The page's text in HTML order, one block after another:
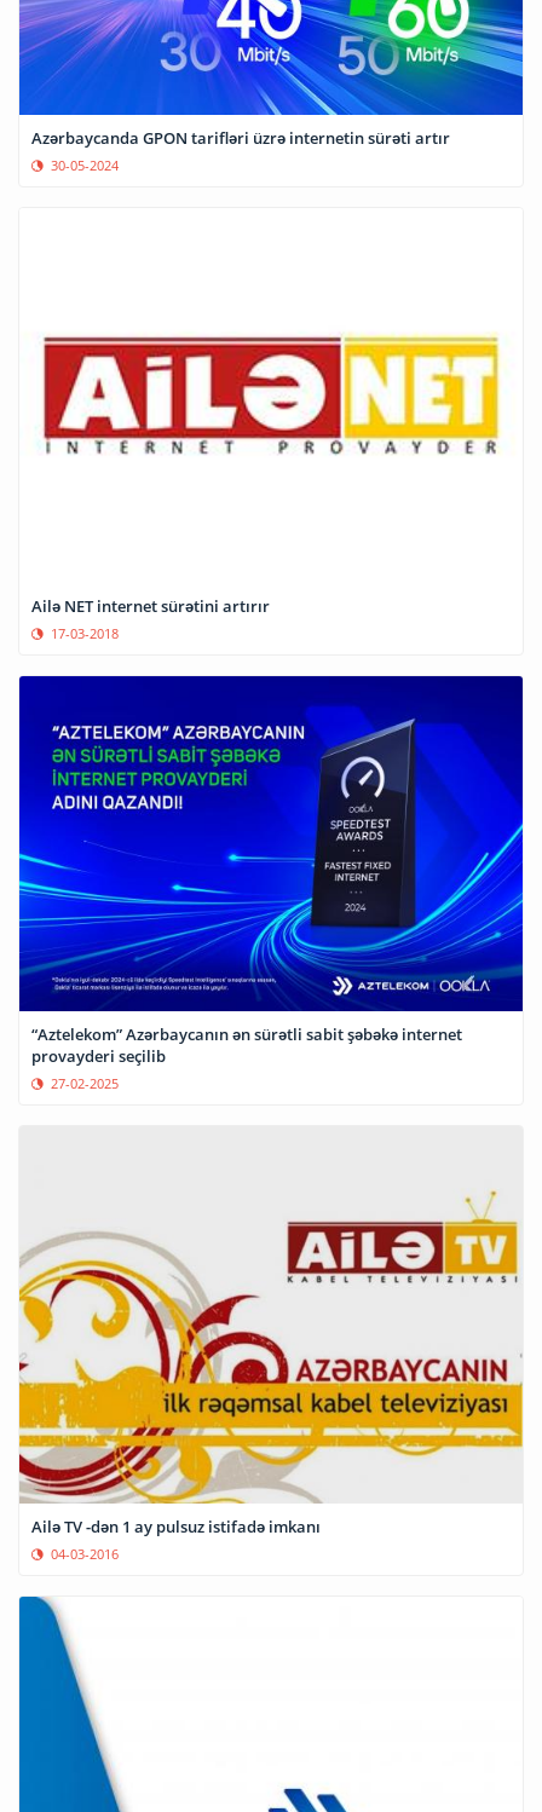
Azərbaycanda GPON tarifləri üzrə internetin sürəti artır
30-05-2024
Ailə NET internet sürətini artırır
17-03-2018
“Aztelekom” Azərbaycanın ən sürətli sabit şəbəkə internet
provayderi seçilib
27-02-2025
Ailə TV -dən 1 ay pulsuz istifadə imkanı
04-03-2016